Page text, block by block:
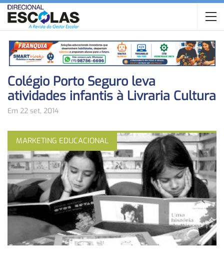
Colégio Porto Seguro leva
atividades infantis à Livraria Cultura
Em 22 set, 2014
MARKETING EDUCACIONAL